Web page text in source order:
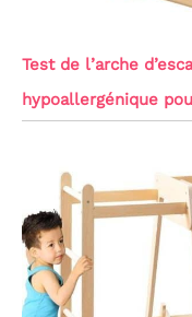
Test de l’arche
hypoallergénique